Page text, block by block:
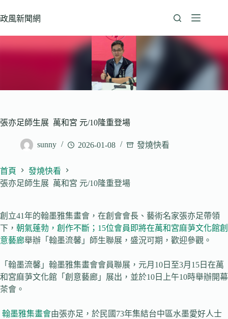
至
政風新聞網
張亦足師生展 萬和宮 元/10隆重登場
sunny 2026-01-08 發燒快看
首頁
發燒快看
張亦足師生展 萬和宮 元/10隆重登場
創立41年的翰墨雅集畫會，在創會會長、藝術名家張亦足帶領
下， 朝氣蓬勃，創作不斷；15位會員即將在萬和宮麻芛文化館創
意藝廊舉辦「翰墨流馨」師生聯展，盛況可期，歡迎參觀。
「翰墨流馨」翰墨雅集畫會會員聯展，元月10日至3月15日在萬
和宮麻芛文化館「創意藝廊」展出，並於10日上午10時舉辦開幕
茶會。
翰墨雅集畫會由張亦足，於民國73年集結台中區水墨愛好人士